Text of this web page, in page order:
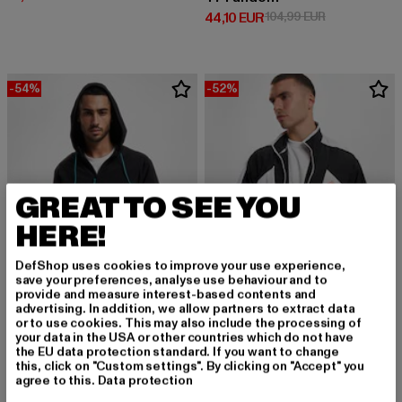
44,10 EUR
Derzeitiger Preis: 44,10 EUR
104,99 EURAktionspreis:
-54%
PUMA
Parquet
50,60 EUR
Derzeitiger Preis: 50,60 EUR
109,99 EURAktionspreis: 109,99 EUR
-52%
PUMA
The Hundreds x
48,00 EUR
Derzeitiger Preis: 48,00 EUR
99,99 EURAktionspreis:
GREAT TO SEE YOU
HERE!
DefShop uses cookies to improve your use experience,
save your preferences, analyse use behaviour and to
provide and measure interest-based contents and
advertising. In addition, we allow partners to extract data
or to use cookies. This may also include the processing of
your data in the USA or other countries which do not have
the EU data protection standard. If you want to change
this, click on "Custom settings". By clicking on "Accept" you
agree to this. Data protection